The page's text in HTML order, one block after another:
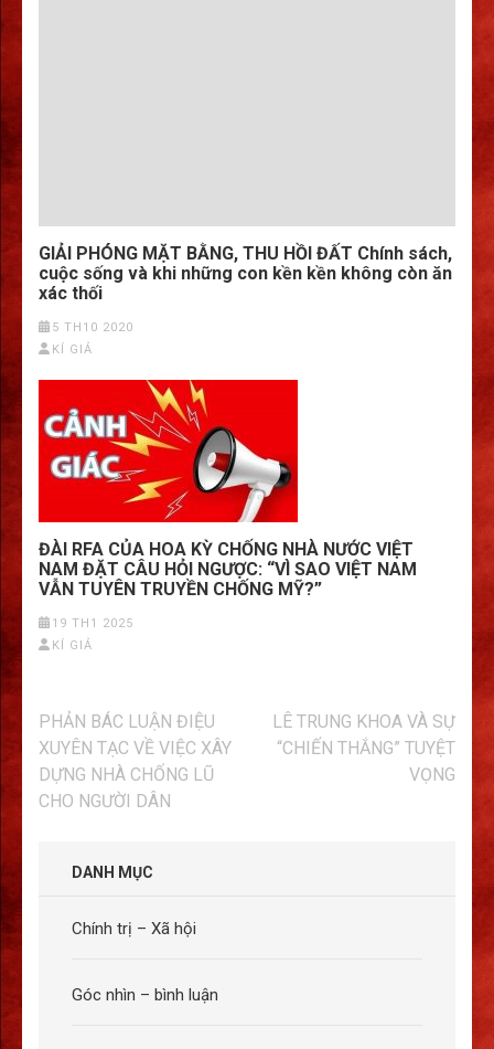
GIẢI PHÓNG MẶT BẰNG, THU HỒI ĐẤT Chính sách,
cuộc sống và khi những con kền kền không còn ăn
xác thối
5 TH10 2020
KÍ GIẢ
ĐÀI RFA CỦA HOA KỲ CHỐNG NHÀ NƯỚC VIỆT
NAM ĐẶT CÂU HỎI NGƯỢC: “VÌ SAO VIỆT NAM
VẪN TUYÊN TRUYỀN CHỐNG MỸ?”
19 TH1 2025
KÍ GIẢ
Điều
hướng
bài
viết
PHẢN BÁC LUẬN ĐIỆU
XUYÊN TẠC VỀ VIỆC XÂY
DỰNG NHÀ CHỐNG LŨ
CHO NGƯỜI DÂN
LÊ TRUNG KHOA VÀ SỰ
“CHIẾN THẮNG” TUYỆT
VỌNG
DANH MỤC
Chính trị – Xã hội
Góc nhìn – bình luận